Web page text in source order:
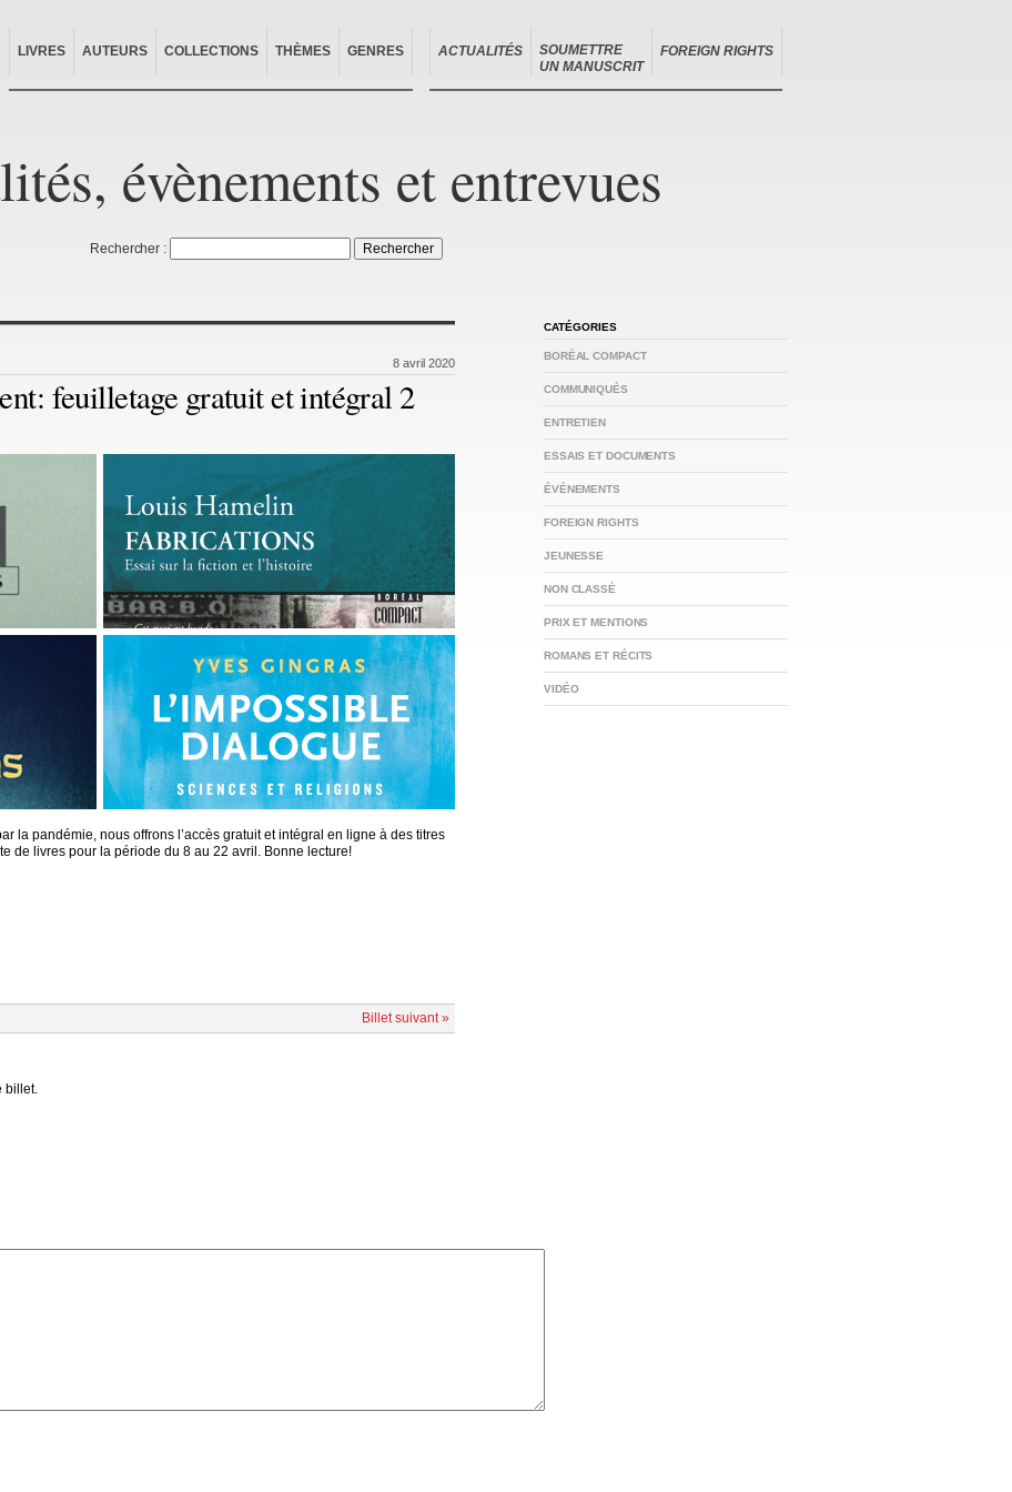
LIVRES AUTEURS COLLECTIONS THÈMES GENRES ACTUALITÉS
SOUMETTRE
UN MANUSCRIT
FOREIGN RIGHTS
évènements et entrevues
Rechercher :
8 avril 2020
feuilletage gratuit et intégral 2
la pandémie, nous offrons l’accès gratuit et intégral en ligne à des titres
de livres pour la période du 8 au 22 avril. Bonne lecture!
Billet suivant »
billet.
CATÉGORIES
BORÉAL COMPACT
COMMUNIQUÉS
ENTRETIEN
ESSAIS ET DOCUMENTS
ÉVÉNEMENTS
FOREIGN RIGHTS
JEUNESSE
NON CLASSÉ
PRIX ET MENTIONS
ROMANS ET RÉCITS
VIDÉO